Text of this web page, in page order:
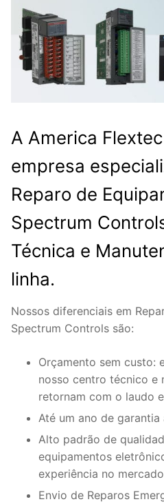
A America
empresa
Reparo de
Spectrum
Técnica e
linha.
Nossos diferenciais em
Spectrum Controls são:
Orçamento sem custo:
nosso centro técnico e
retornam com o laudo
Até um ano de
Alto padrão de
equipamentos
experiência no
Envio de Reparos